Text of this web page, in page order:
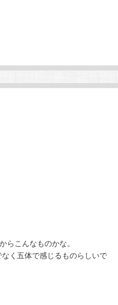
こんなものかな。
く五体で感じるものらしいで